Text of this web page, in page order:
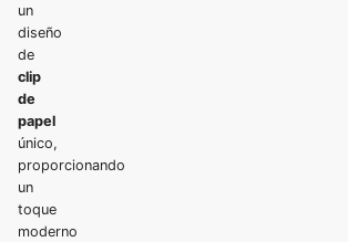
un
diseño
de
clip
de
papel
único,
proporcionando
un
toque
moderno